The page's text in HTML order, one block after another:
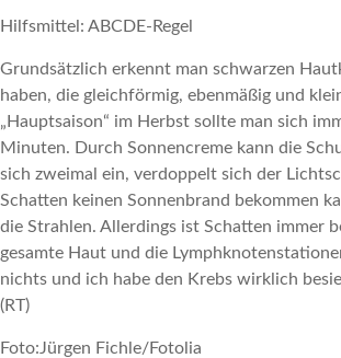
Hilfsmittel: ABCDE-Regel
Grundsätzlich erkennt man schwarzen
haben, die gleichförmig, ebenmäßig und
„Hauptsaison“ im Herbst sollte man sich
Minuten. Durch Sonnencreme kann die
sich zweimal ein, verdoppelt sich der
Schatten keinen Sonnenbrand bekommen
die Strahlen. Allerdings ist Schatten immer
gesamte Haut und die
nichts und ich habe den Krebs wirklich
(RT)
Foto:Jürgen Fichle/Fotolia